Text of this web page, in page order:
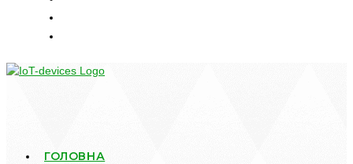
ГОЛОВНА